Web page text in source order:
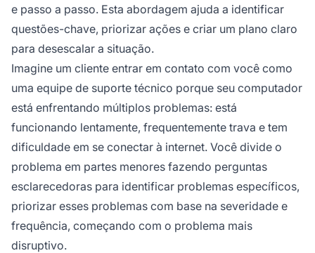
e passo a passo. Esta abordagem ajuda a identificar
questões-chave, priorizar ações e criar um plano claro
para desescalar a situação.
Imagine um cliente entrar em contato com você como
uma equipe de suporte técnico porque seu computador
está enfrentando múltiplos problemas: está
funcionando lentamente, frequentemente trava e tem
dificuldade em se conectar à internet. Você divide o
problema em partes menores fazendo perguntas
esclarecedoras para identificar problemas específicos,
priorizar esses problemas com base na severidade e
frequência, começando com o problema mais
disruptivo.